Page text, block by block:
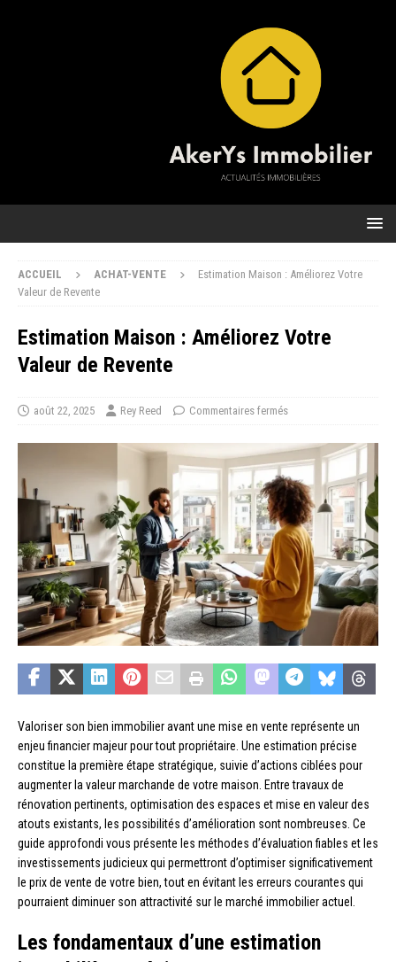
ACCUEIL ACHAT-VENTE
Estimation Maison : Améliorez Votre
Valeur de Revente
Estimation Maison : Améliorez Votre
Valeur de Revente
août 22, 2025 Rey Reed Commentaires fermés
Valoriser son bien immobilier avant une mise en vente représente un
enjeu financier majeur pour tout propriétaire. Une estimation précise
constitue la première étape stratégique, suivie d’actions ciblées pour
augmenter la valeur marchande de votre maison. Entre travaux de
rénovation pertinents, optimisation des espaces et mise en valeur des
atouts existants, les possibilités d’amélioration sont nombreuses. Ce
guide approfondi vous présente les méthodes d’évaluation fiables et les
investissements judicieux qui permettront d’optimiser significativement
le prix de vente de votre bien, tout en évitant les erreurs courantes qui
pourraient diminuer son attractivité sur le marché immobilier actuel.
Les fondamentaux d’une estimation